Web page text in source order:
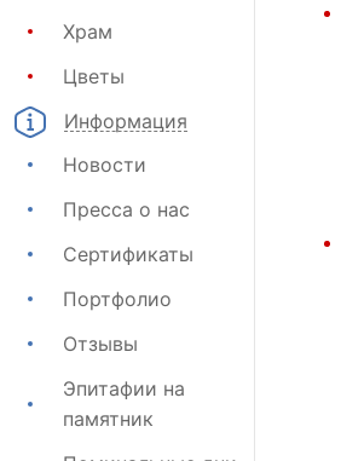
Храм
Цветы
Информация
Новости
Пресса о нас
Сертификаты
Портфолио
Отзывы
Эпитафии на
памятник